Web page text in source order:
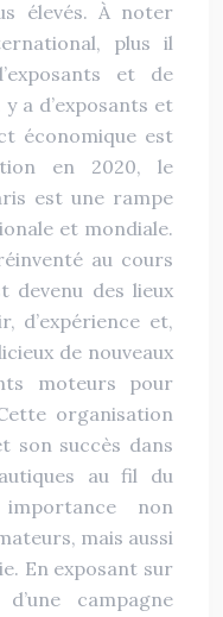
élevés. À noter
plus il
et de
a d’exposants et
économique est
en 2020, le
est une rampe
et mondiale.
au cours
devenu des lieux
d’expérience et,
de nouveaux
moteurs pour
organisation
son succès dans
au fil du
non
mais aussi
En exposant sur
campagne